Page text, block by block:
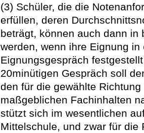
(3) Schüler, die die
erfüllen, deren
beträgt, können auch dann
werden, wenn ihre Eignung
Eignungsgespräch
20minütigen Gespräch soll
den für die gewählte
maßgeblichen Fachinhalten
stützt sich im wesentlichen
Mittelschule, und zwar für die